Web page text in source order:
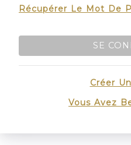
Récupérer Le Mot De
SE
Créer
Vous Avez